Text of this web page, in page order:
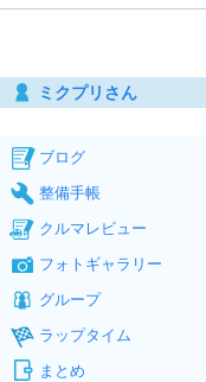
ミクプリさん
ブログ
整備手帳
クルマレビュー
フォトギャラリー
グループ
ラップタイム
まとめ